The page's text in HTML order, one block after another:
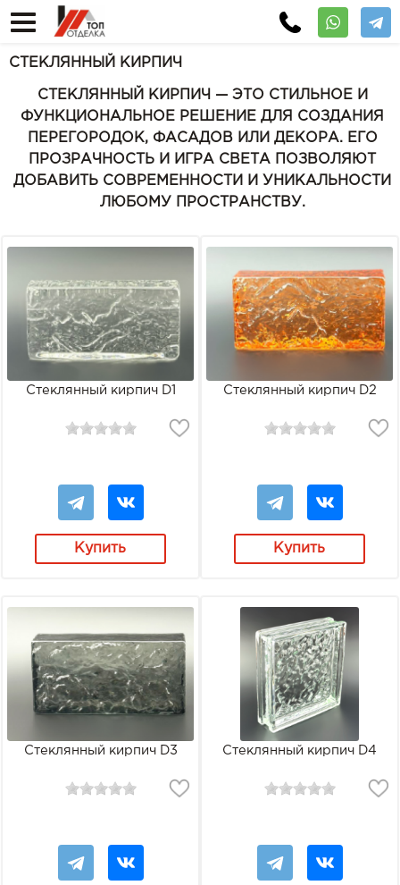
СТЕКЛЯННЫЙ КИРПИЧ
СТЕКЛЯННЫЙ КИРПИЧ — ЭТО СТИЛЬНОЕ И
ФУНКЦИОНАЛЬНОЕ РЕШЕНИЕ ДЛЯ СОЗДАНИЯ
ПЕРЕГОРОДОК, ФАСАДОВ ИЛИ ДЕКОРА. ЕГО
ПРОЗРАЧНОСТЬ И ИГРА СВЕТА ПОЗВОЛЯЮТ
ДОБАВИТЬ СОВРЕМЕННОСТИ И УНИКАЛЬНОСТИ
ЛЮБОМУ ПРОСТРАНСТВУ.
Стеклянный кирпич D1
Купить
Стеклянный кирпич D2
Купить
Стеклянный кирпич D3 Стеклянный кирпич D4